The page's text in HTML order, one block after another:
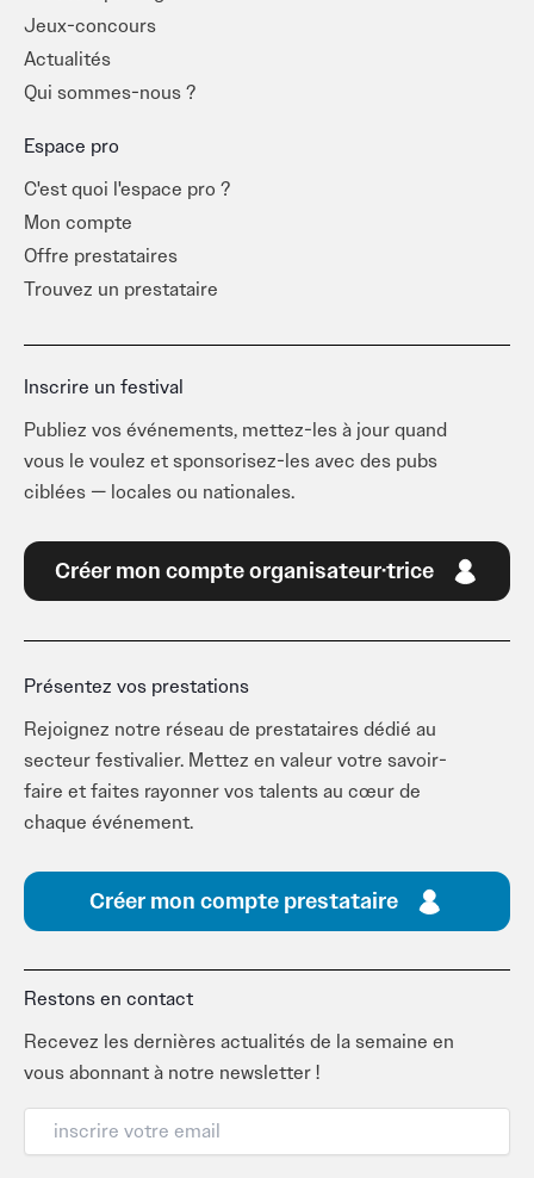
Jeux-concours
Actualités
Qui sommes-nous ?
Espace pro
C'est quoi l'espace pro ?
Mon compte
Offre prestataires
Trouvez un prestataire
Inscrire un festival
Publiez vos événements, mettez-les à jour quand
vous le voulez et sponsorisez-les avec des pubs
ciblées — locales ou nationales.
Créer mon compte organisateur·trice
Présentez vos prestations
Rejoignez notre réseau de prestataires dédié au
secteur festivalier. Mettez en valeur votre savoir-
faire et faites rayonner vos talents au cœur de
chaque événement.
Créer mon compte prestataire
Restons en contact
Recevez les dernières actualités de la semaine en
vous abonnant à notre newsletter !